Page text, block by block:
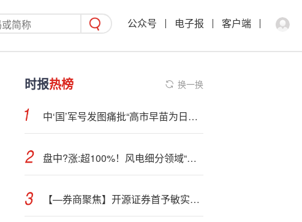
公众号 电子报 客户端
时报热榜 换一换
中‘国’军号发图痛批“高市早苗为日本军国主义招魂”
盘中?涨:超100%！风电细分领域“新星”，今日上市
【—券商聚焦】开源证券首予敏实集团(00425)“买入”评级 指机器人、AI液冷等新赛道有望形成第三成长曲线